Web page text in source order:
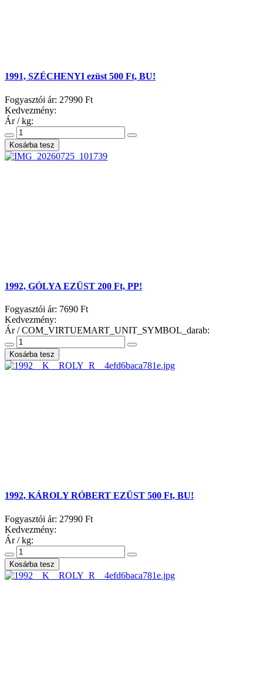
1991, SZÉCHENYI ezüst 500 Ft, BU!
Fogyasztói ár: 27990 Ft
Kedvezmény:
Ár / kg:
1992, GÓLYA EZÜST 200 Ft, PP!
Fogyasztói ár: 7690 Ft
Kedvezmény:
Ár / COM_VIRTUEMART_UNIT_SYMBOL_darab:
1992, KÁROLY RÓBERT EZÜST 500 Ft, BU!
Fogyasztói ár: 27990 Ft
Kedvezmény:
Ár / kg: